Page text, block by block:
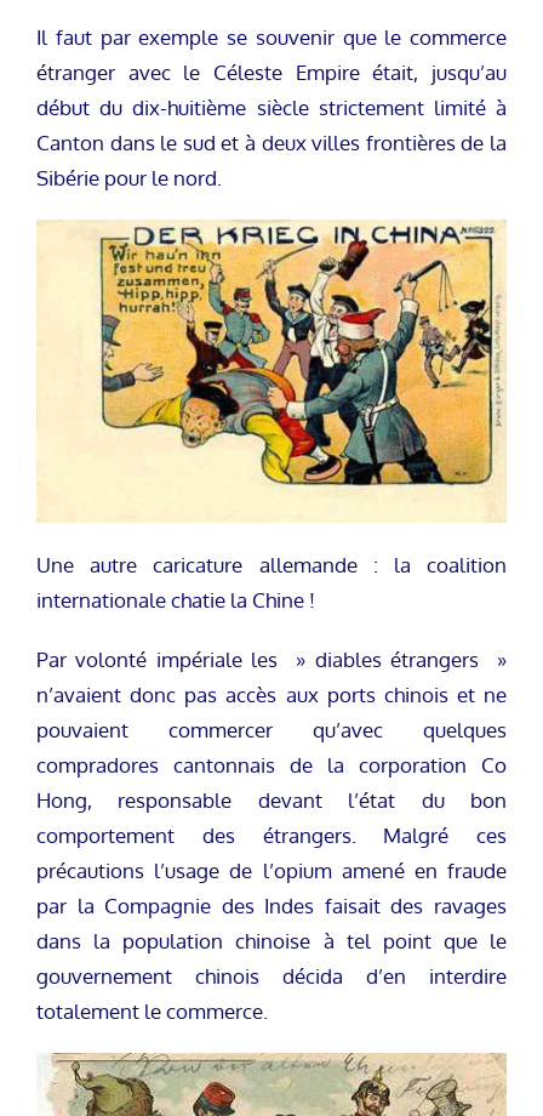
Il faut par exemple se souvenir que le commerce
étranger avec le Céleste Empire était, jusqu’au
début du dix-huitième siècle strictement limité à
Canton dans le sud et à deux villes frontières de la
Sibérie pour le nord.
Une autre caricature allemande : la coalition
internationale chatie la Chine !
Par volonté impériale les » diables étrangers »
n’avaient donc pas accès aux ports chinois et ne
pouvaient commercer qu’avec quelques
compradores cantonnais de la corporation Co
Hong, responsable devant l’état du bon
comportement des étrangers. Malgré ces
précautions l’usage de l’opium amené en fraude
par la Compagnie des Indes faisait des ravages
dans la population chinoise à tel point que le
gouvernement chinois décida d’en interdire
totalement le commerce.